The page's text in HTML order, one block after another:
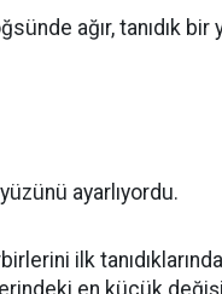
ağır, tanıdık
ayarlıyordu.
ilk